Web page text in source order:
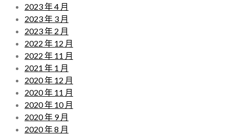
2023 年 4 月
2023 年 3 月
2023 年 2 月
2022 年 12 月
2022 年 11 月
2021 年 1 月
2020 年 12 月
2020 年 11 月
2020 年 10 月
2020 年 9 月
2020 年 8 月